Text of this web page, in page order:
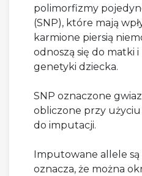
polimorfizmy
(SNP), które mają
karmione piersią
odnoszą się do matki
genetyki dziecka.
SNP oznaczone
obliczone przy
do imputacji.
Imputowane allele są
oznacza, że można